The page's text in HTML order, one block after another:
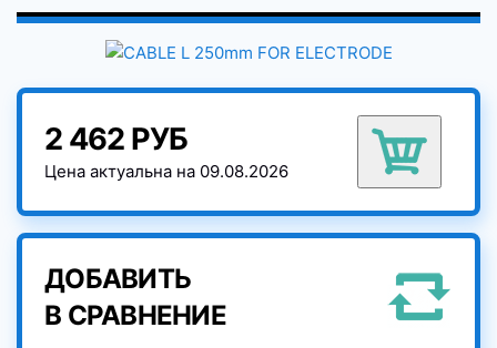
2 462 РУБ
Цена актуальна на 09.08.2026
ДОБАВИТЬ
В СРАВНЕНИЕ